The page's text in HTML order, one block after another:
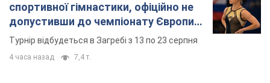
спортивної гімнастики, офіційно не
допустивши до чемпіонату Європи
основних спортсменів
Турнір відбудеться в Загребі з 13 по 23 серпня
4 часа назад 7,4 т.